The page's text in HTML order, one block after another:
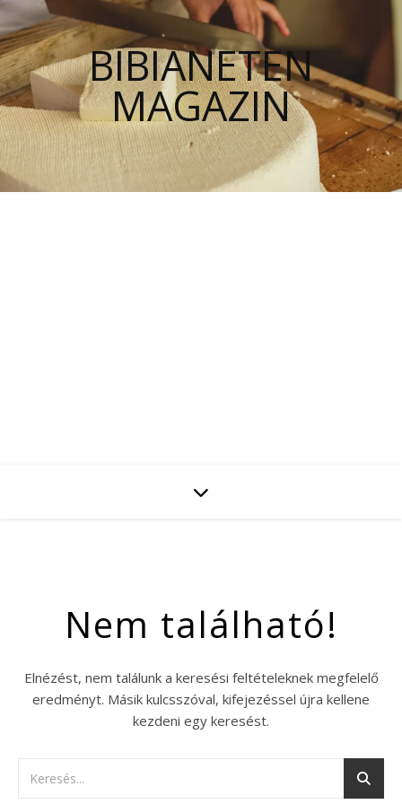
BIBIANETEN
MAGAZIN
Nem található!
Elnézést, nem találunk a keresési feltételeknek megfelelő
eredményt. Másik kulcsszóval, kifejezéssel újra kellene
kezdeni egy keresést.